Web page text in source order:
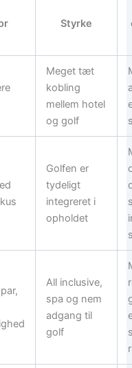
Styrke
Meget tæt
kobling
mellem hotel
og golf
Golfen er
tydeligt
integreret i
opholdet
All inclusive,
spa og nem
adgang til
golf